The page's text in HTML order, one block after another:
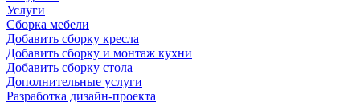
Услуги
Сборка мебели
Добавить сборку кресла
Добавить сборку и монтаж кухни
Добавить сборку стола
Дополнительные услуги
Разработка дизайн-проекта